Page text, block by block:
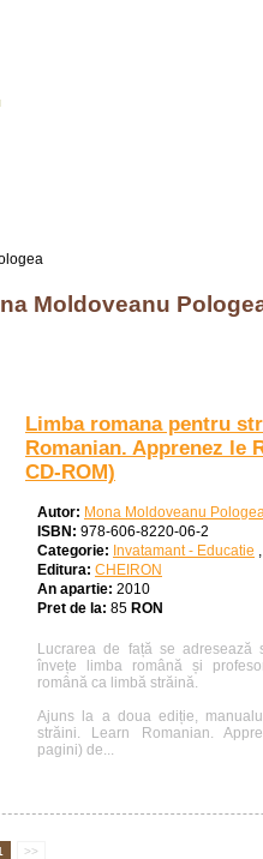
Moldoveanu
Limba romana pentru
Romanian. Apprenez le
CD-ROM)
Autor: Mona Moldoveanu
ISBN: 978-606-8220-06-2
Categorie: Invatamant - Educatie
Editura: CHEIRON
An apartie: 2010
Pret de la: 85 RON
Lucrarea de față se adresează
învețe limba română și
română ca limbă străină.
Ajuns la a doua ediție,
străini. Learn Romanian.
pagini) de...
>>